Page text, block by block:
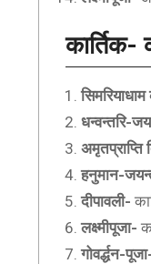
कार्तिक-
धन्वन्तरि-
अमृतप्राप्ति
हनुमान-
दीपावली-
लक्ष्मीपूजा-
गोवर्द्धन-